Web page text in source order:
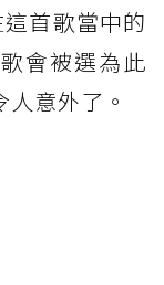
首歌當中的
會被選為此
意外了。